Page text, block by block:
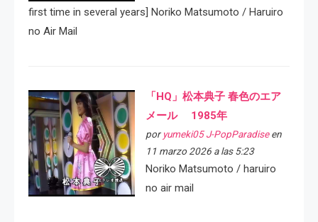
first time in several years] Noriko Matsumoto / Haruiro
no Air Mail
「HQ」松本典子 春色のエア
メール 1985年
por yumeki05 J-PopParadiseen
11 marzo 2026 a las 5:23
Noriko Matsumoto / haruiro
no air mail